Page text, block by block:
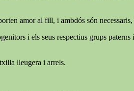
amor al fill, i ambdós són
i els seus respectius grups
lleugera i arrels.